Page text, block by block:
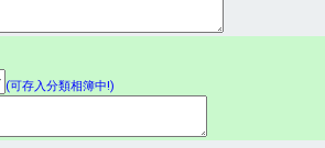
(可存入分類相簿中!)